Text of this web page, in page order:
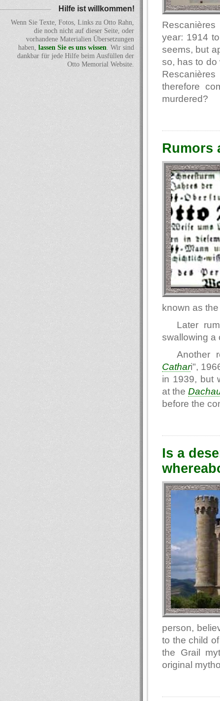
year: 1914
seems, but
so, has to do
therefore
murdered?
Rumors
known as
Later
swallowing a
Another
Cathari",
in 1939, but
at the
before the
Is a
person,
to the child
the Grail
original
Hilfe ist willkommen!
Wenn Sie Texte, Fotos, Links zu Otto Rahn,
die noch nicht auf dieser Seite, oder
vorhandene Materialien Übersetzungen
haben, lassen Sie es uns wissen. Wir sind
dankbar für jede Hilfe beim Ausfüllen der
Otto Memorial Website.